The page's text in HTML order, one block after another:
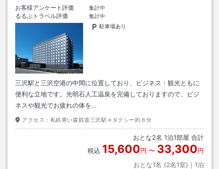
お客様アンケート評価
集計中
るるぶトラベル評価
集計中
駐車場あり
三沢駅と三沢空港の中間に位置しており、ビジネス・観光ともに
便利な立地です。光明石人工温泉を完備しておりますので、ビジ
ネスや観光でお疲れの体を…
アクセス： 私鉄青い森鉄道三沢駅→タクシー約６分
おとな2名 1泊1部屋 合計
税込 15,600円 〜 33,300円
おとな1名 (2名1室)｜ 1泊